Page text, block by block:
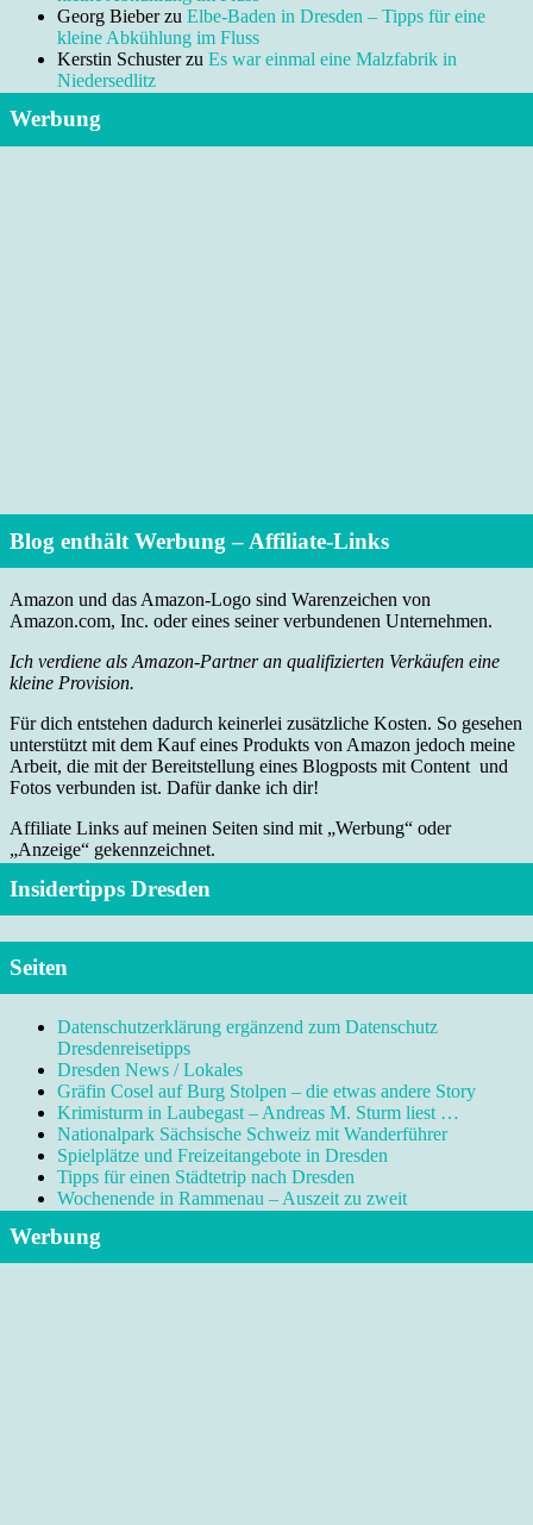
Georg Bieberzu Elbe-Baden in Dresden – Tipps für eine
kleine Abkühlung im Fluss
Kerstin Schusterzu Es war einmal eine Malzfabrik in
Niedersedlitz
Werbung
Blog enthält Werbung – Affiliate-Links
Amazon und das Amazon-Logo sind Warenzeichen von
Amazon.com, Inc. oder eines seiner verbundenen Unternehmen.
Ich verdiene als Amazon-Partner an qualifizierten Verkäufen eine
kleine Provision.
Für dich entstehen dadurch keinerlei zusätzliche Kosten. So gesehen
unterstützt mit dem Kauf eines Produkts von Amazon jedoch meine
Arbeit, die mit der Bereitstellung eines Blogposts mit Content und
Fotos verbunden ist. Dafür danke ich dir!
Affiliate Links auf meinen Seiten sind mit „Werbung“ oder
„Anzeige“ gekennzeichnet.
Insidertipps Dresden
Seiten
Datenschutzerklärung ergänzend zum Datenschutz
Dresdenreisetipps
Dresden News / Lokales
Gräfin Cosel auf Burg Stolpen – die etwas andere Story
Krimisturm in Laubegast – Andreas M. Sturm liest …
Nationalpark Sächsische Schweiz mit Wanderführer
Spielplätze und Freizeitangebote in Dresden
Tipps für einen Städtetrip nach Dresden
Wochenende in Rammenau – Auszeit zu zweit
Werbung